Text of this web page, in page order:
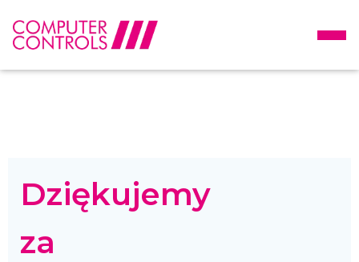
Dziękujemy
za